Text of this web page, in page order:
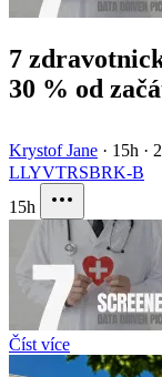
7
30 % od
Krystof Jane · 15h ·
LLYVTRSBRK-B
15h
Číst více